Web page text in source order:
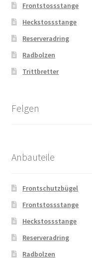
Frontstossstange
Heckstossstange
Reserveradring
Radbolzen
Trittbretter
Felgen
Anbauteile
Frontschutzbügel
Frontstossstange
Heckstossstange
Reserveradring
Radbolzen